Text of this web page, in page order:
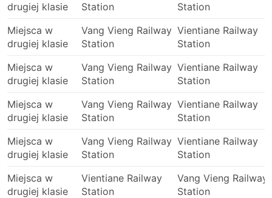
drugiej klasie
Station
Station
Miejsca w
drugiej klasie
Vang Vieng Railway
Station
Vientiane Railway
Station
Miejsca w
drugiej klasie
Vang Vieng Railway
Station
Vientiane Railway
Station
Miejsca w
drugiej klasie
Vang Vieng Railway
Station
Vientiane Railway
Station
Miejsca w
drugiej klasie
Vang Vieng Railway
Station
Vientiane Railway
Station
Miejsca w
drugiej klasie
Vientiane Railway
Station
Vang Vieng Railway
Station